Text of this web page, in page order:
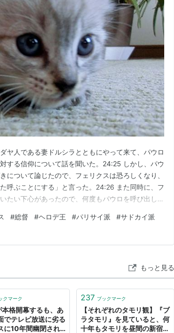
ヤ人である妻ドルシラとともにやって来て、パウロ
する信仰について話を聞いた。24:25 しかし、パウ
について論じたので、フェリクスは恐ろしくなり、
呼ぶことにする」と言った。24:26 また同時に、フ
たい下心があったので、何度もパウロを呼び出して
たちの機嫌を取ろうとして、パウロを監禁したまま
#総督 #ヘロデ王 #パリサイ派 #サドカイ派
もっと見る
クマーク
本格開幕するも、あ
でテレビ放送に劣る
に10年間幽閉され
237 ブックマーク
【それぞれのタモリ観】『ブ
ラタモリ』を見ていると、何
十年もタモリを昼間の新宿に